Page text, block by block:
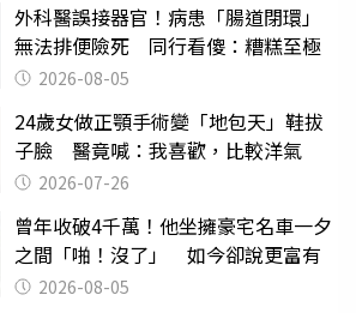
外科醫誤接器官！病患「腸道閉環」
無法排便險死 同行看傻：糟糕至極
2026-08-05
24歲女做正顎手術變「地包天」鞋拔
子臉 醫竟喊：我喜歡，比較洋氣
2026-07-26
曾年收破4千萬！他坐擁豪宅名車一夕
之間「啪！沒了」 如今卻說更富有
2026-08-05